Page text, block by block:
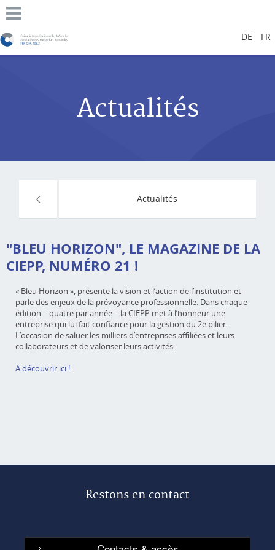
DE FR
Actualités
Actualités
"BLEU HORIZON", LE MAGAZINE DE LA
CIEPP, NUMÉRO 21 !
« Bleu Horizon », présente la vision et l’action de l’institution et
parle des enjeux de la prévoyance professionnelle. Dans chaque
édition – quatre par année – la CIEPP met à l’honneur une
entreprise qui lui fait confiance pour la gestion du 2e pilier.
L’occasion de saluer les milliers d’entreprises affiliées et leurs
collaborateurs et de valoriser leurs activités.
A découvrir ici !
Restons en contact